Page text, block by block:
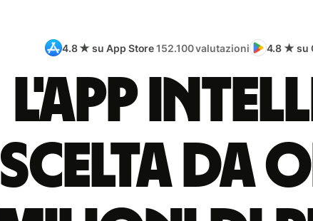
4.8 ★ su App Store152.100 valutazioni 4.8 ★ su
L'app
scelta da